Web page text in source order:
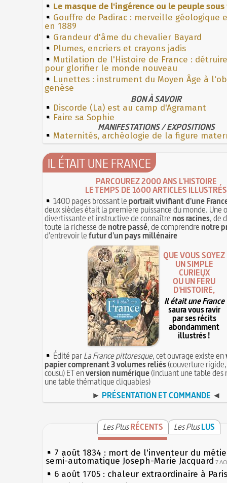
Le masque de l'ingérence ou le peuple
Gouffre de Padirac : merveille géologique
en 1889
Grandeur d'âme du chevalier Bayard
Plumes, encriers et crayons jadis
Mutilation de l'Histoire de France :
pour glorifier le monde nouveau
Lunettes : instrument du Moyen Âge à
genèse
BON À SAVOIR
Discorde (La) est au camp d'Agramant
Faire sa Sophie
MANIFESTATIONS / EXPOSITIONS
Maternités, archéologie de la figure
IL ÉTAIT UNE FRANCE
PARCOUREZ 2000 ANS L'HISTOIRE
LE TEMPS DE 1600 ARTICLES ILLUSTRÉS
1400 pages brossant leportrait vivifiant d'une
deux siècles était la première puissance du monde. Une
divertissante et instructive de connaîtrenos racines, de
toute la richesse denotre passé, de comprendrenotre
d'entrevoir lefutur d'un pays millénaire
QUE VOUS SOYEZ
UN SIMPLE
CURIEUX
OU UN FÉRU
D'HISTOIRE,
Il était une France
saura vous ravir
par ses récits
abondamment
illustrés !
Édité parLa France pittoresque, cet ouvrage existe en
papier comprenant 3 volumes reliés(couverture
cousu) ET enversion numérique(incluant une table des
une table thématique cliquables)
► PRÉSENTATION ET COMMANDE ◄
Les PlusRÉCENTS Les PlusLUS
7 août 1834 : mort de l'inventeur du
semi-automatique Joseph-Marie Jacquard 7
6 août 1705 : chaleur extraordinaire à Paris